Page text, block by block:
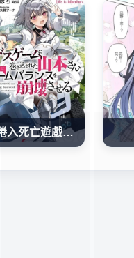
被捲入死亡遊戲的山本小姐，正隨心所欲地摧毀遊戲平衡